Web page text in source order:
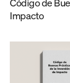
Impacto